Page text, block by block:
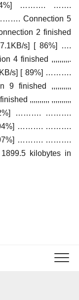
………. …….
Connection 5
2 finished
s] [ 86%] ….
4 finished ,,,,,,,,,.
s] [ 89%] ……….
finished ,,,,,,,,,,
,,,,,,,,,, ,,,,,,,,,,
92%] ………. ……….
………. ……….
………. ……….
kilobytes in